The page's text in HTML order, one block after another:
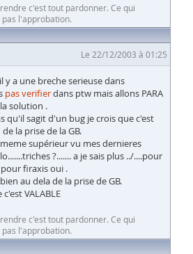
c'est tout pardonner. Ce qui
l'approbation.
Le 22/12/2003 à 01:25
y a une breche serieuse dans
pas verifierdans ptw mais allons PARA
solution .
qu'il sagit d'un bug je crois que c'est
la prise de la GB.
supérieur vu mes dernieres
?....... a je sais plus ../....pour
firaxis oui .
au dela de la prise de GB.
VALABLE
c'est tout pardonner. Ce qui
l'approbation.